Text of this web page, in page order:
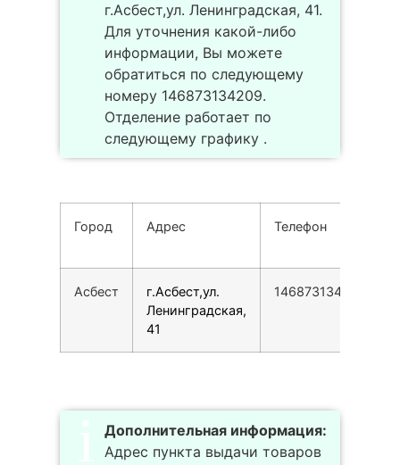
г.Асбест,ул. Ленинградская, 41.
Для уточнения какой-либо
информации, Вы можете
обратиться по следующему
номеру 146873134209.
Отделение работает по
следующему графику .
Город Адрес Телефон
Асбест
г.Асбест,ул.
Ленинградская,
41
146873134209
Дополнительная информация:
Адрес пункта выдачи товаров